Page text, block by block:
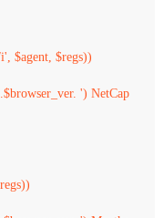
$agent, $regs))
.$browser_ver. ') NetCap